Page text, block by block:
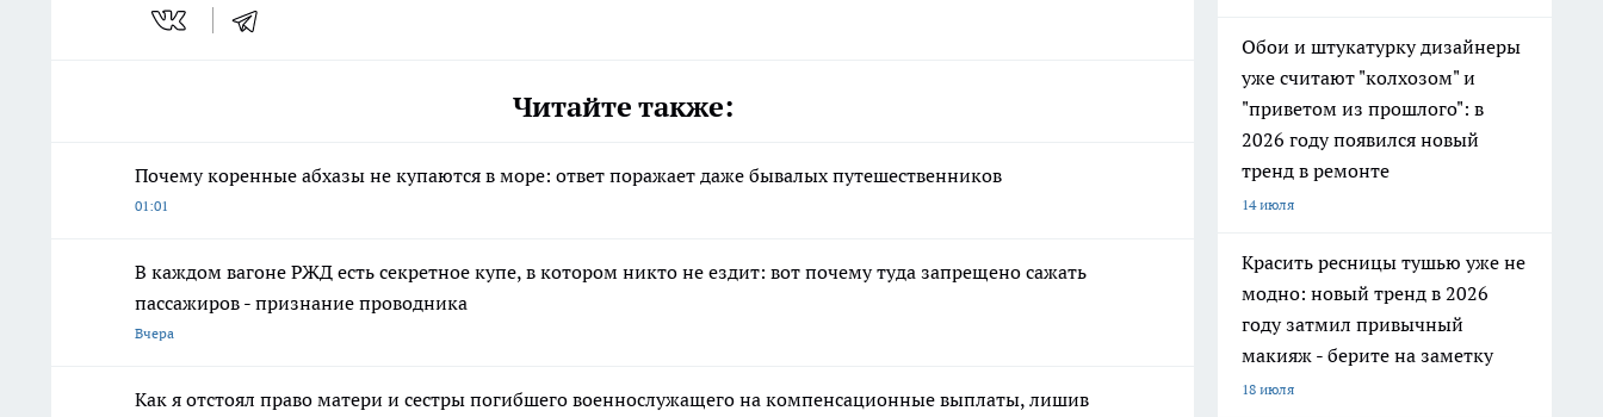
Читайте также:
Почему коренные абхазы не купаются в море: ответ поражает даже бывалых путешественников
01:01
В каждом вагоне РЖД есть секретное купе, в котором никто не ездит: вот почему туда запрещено сажать
пассажиров - признание проводника
Вчера
Как я отстоял право матери и сестры погибшего военнослужащего на компенсационные выплаты, лишив
Обои и штукатурку дизайнеры
уже считают "колхозом" и
"приветом из прошлого": в
2026 году появился новый
тренд в ремонте
14 июля
Красить ресницы тушью уже не
модно: новый тренд в 2026
году затмил привычный
макияж - берите на заметку
18 июля